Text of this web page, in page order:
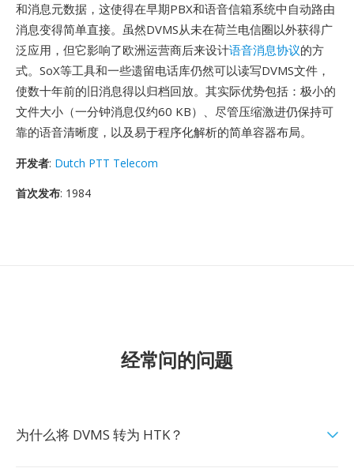
和消息元数据，这使得在早期PBX和语音信箱系统中自动路由
消息变得简单直接。虽然DVMS从未在荷兰电信圈以外获得广
泛应用，但它影响了欧洲运营商后来设计语音消息协议的方
式。SoX等工具和一些遗留电话库仍然可以读写DVMS文件，
使数十年前的旧消息得以归档回放。其实际优势包括：极小的
文件大小（一分钟消息仅约60 KB）、尽管压缩激进仍保持可
靠的语音清晰度，以及易于程序化解析的简单容器布局。
开发者: Dutch PTT Telecom
首次发布: 1984
经常问的问题
为什么将 DVMS 转为 HTK？